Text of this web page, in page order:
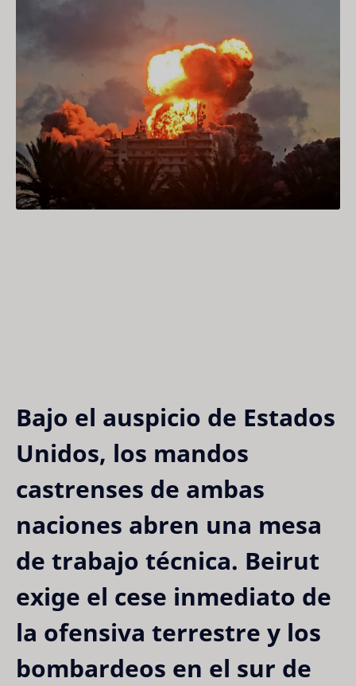
Bajo el auspicio de Estados
Unidos, los mandos
castrenses de ambas
naciones abren una mesa
de trabajo técnica. Beirut
exige el cese inmediato de
la ofensiva terrestre y los
bombardeos en el sur de